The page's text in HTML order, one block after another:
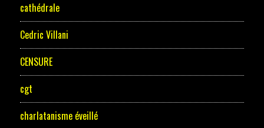
cathédrale
Cedric Villani
CENSURE
cgt
charlatanisme éveillé